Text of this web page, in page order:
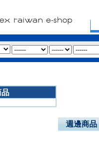
品
週邊商品